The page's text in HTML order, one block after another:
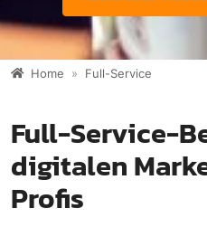
Home Full-Service
Full-Service-
digitalen
Profis